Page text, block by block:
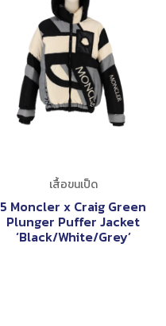
เสื้อขนเป็ด
5 Moncler x Craig Green
Plunger Puffer Jacket
‘Black/White/Grey’